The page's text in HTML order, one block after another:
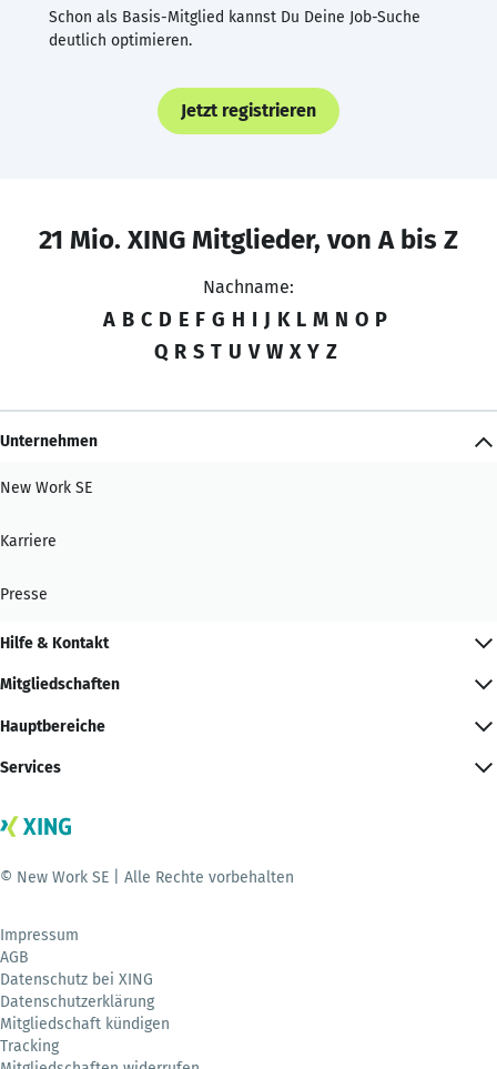
Schon als Basis-Mitglied kannst Du Deine Job-Suche
deutlich optimieren.
Jetzt registrieren
21 Mio. XING Mitglieder, von A bis Z
Nachname:
A B C D E F G H I J K L M N O P
Q R S T U V W X Y Z
Unternehmen
New Work SE
Karriere
Presse
Hilfe & Kontakt
Mitgliedschaften
Hauptbereiche
Services
© New Work SE | Alle Rechte vorbehalten
Impressum
AGB
Datenschutz bei XING
Datenschutzerklärung
Mitgliedschaft kündigen
Tracking